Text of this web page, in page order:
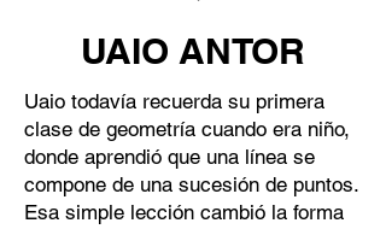
UAIO ANTOR
Uaio todavía recuerda su primera
clase de geometría cuando era niño,
donde aprendió que una línea se
compone de una sucesión de puntos.
Esa simple lección cambió la forma